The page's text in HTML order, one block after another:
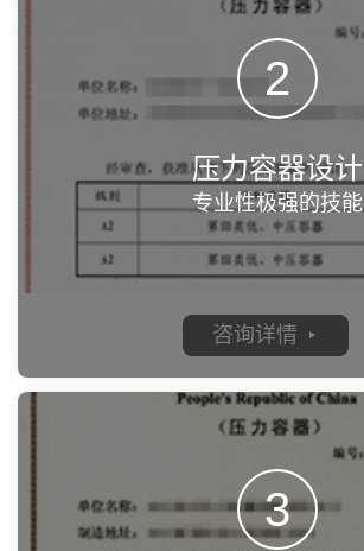
2
压力容器设计
专业性极强的技能‬
咨询详情
3